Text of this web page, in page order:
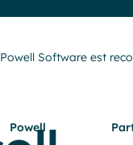
Powell Software est
Powell